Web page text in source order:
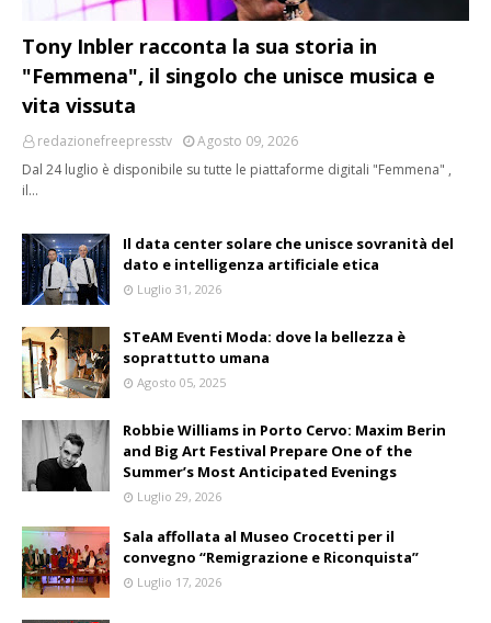
Tony Inbler racconta la sua storia in
"Femmena", il singolo che unisce musica e
vita vissuta
redazionefreepresstv
Agosto 09, 2026
Dal 24 luglio è disponibile su tutte le piattaforme digitali "Femmena" ,
il…
Il data center solare che unisce sovranità del
dato e intelligenza artificiale etica
Luglio 31, 2026
STeAM Eventi Moda: dove la bellezza è
soprattutto umana
Agosto 05, 2025
Robbie Williams in Porto Cervo: Maxim Berin
and Big Art Festival Prepare One of the
Summer’s Most Anticipated Evenings
Luglio 29, 2026
Sala affollata al Museo Crocetti per il
convegno “Remigrazione e Riconquista”
Luglio 17, 2026